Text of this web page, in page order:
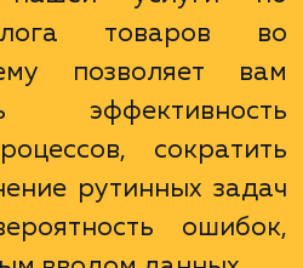
что дает вам
нашей услуги